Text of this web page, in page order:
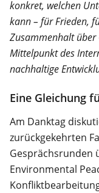
konkret, welchen
kann – für Frieden,
Zusammenhalt über
Mittelpunkt des
nachhaltige
Eine Gleichung
Am Danktag
zurückgekehrten
Gesprächsrunden
Environmental